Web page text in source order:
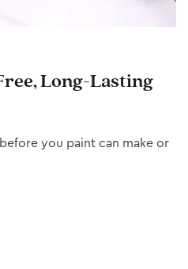
Long-Lasting
you paint can make or